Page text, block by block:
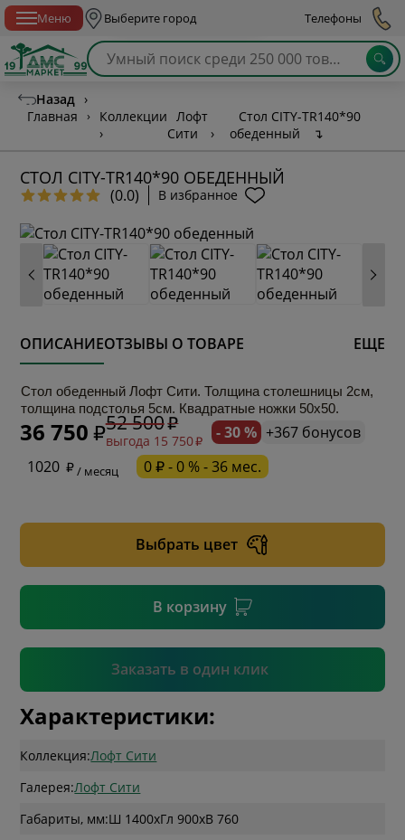
Меню Выберите город Телефоны
Назад ›
Главная
›
Коллекции
›
Лофт
Сити
›
Стол CITY-TR140*90
обеденный
↴
СТОЛ CITY-TR140*90 ОБЕДЕННЫЙ
(0.0) В избранное
ОПИСАНИЕОТЗЫВЫ О ТОВАРЕ ЕЩЕ
Стол обеденный Лофт Сити. Толщина столешницы 2см,
толщина подстолья 5см. Квадратные ножки 50х50.
36 750 52 500
выгода 15 750 - 30 % +367 бонусов
1020
/ месяц 0 ₽ - 0 % - 36 мес.
Выбрать цвет
В корзину
Заказать в один клик
* обязательное поле
Подтвердить
Характеристики:
Коллекция:Лофт Сити
Галерея:Лофт Сити
Габариты, мм:Ш 1400xГл 900xВ 760